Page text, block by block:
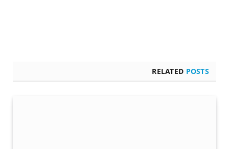
RELATED POSTS